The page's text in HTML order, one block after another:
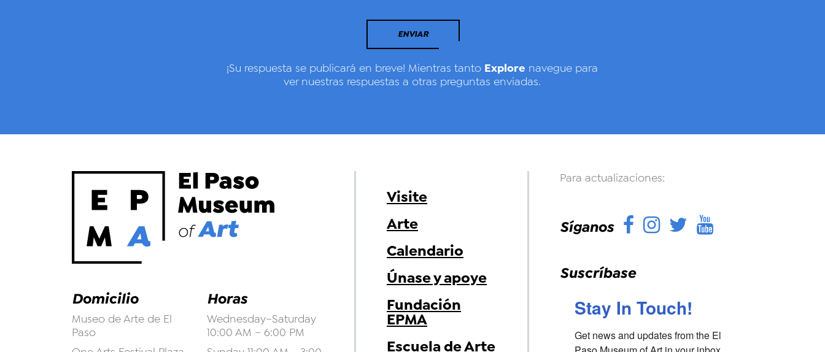
ENVIAR
¡Su respuesta se publicará en breve! Mientras tanto Explore navegue para
ver nuestras respuestas a otras preguntas enviadas.
Domicilio
Museo de Arte de El
Paso
Horas
Wednesday–Saturday
10:00 AM – 6:00 PM
Visite
Arte
Calendario
Únase y apoye
Fundación
EPMA
Escuela de Arte
Para actualizaciones:
Síganos Facebook
Instagram
Twitter
YouTube
Suscríbase
Stay In Touch!
Get news and updates from the El